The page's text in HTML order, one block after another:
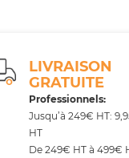
LIVRAISON
GRATUITE
Professionnels:
Jusqu’à 249€ HT:
HT
De 249€ HT à 499€